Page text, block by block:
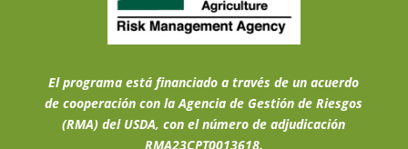
El programa está financiado a través de un acuerdo
de cooperación con la Agencia de Gestión de Riesgos
(RMA) del USDA, con el número de adjudicación
RMA23CPT0013618.